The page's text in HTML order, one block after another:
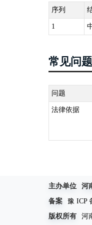
序列
1
常见问题
问题
法律依据
主办单位
河
备案
豫 ICP
版权所有
河